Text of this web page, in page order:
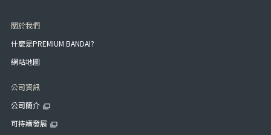
關於我們
什麼是PREMIUM BANDAI?
網站地圖
公司資訊
公司簡介
可持續發展